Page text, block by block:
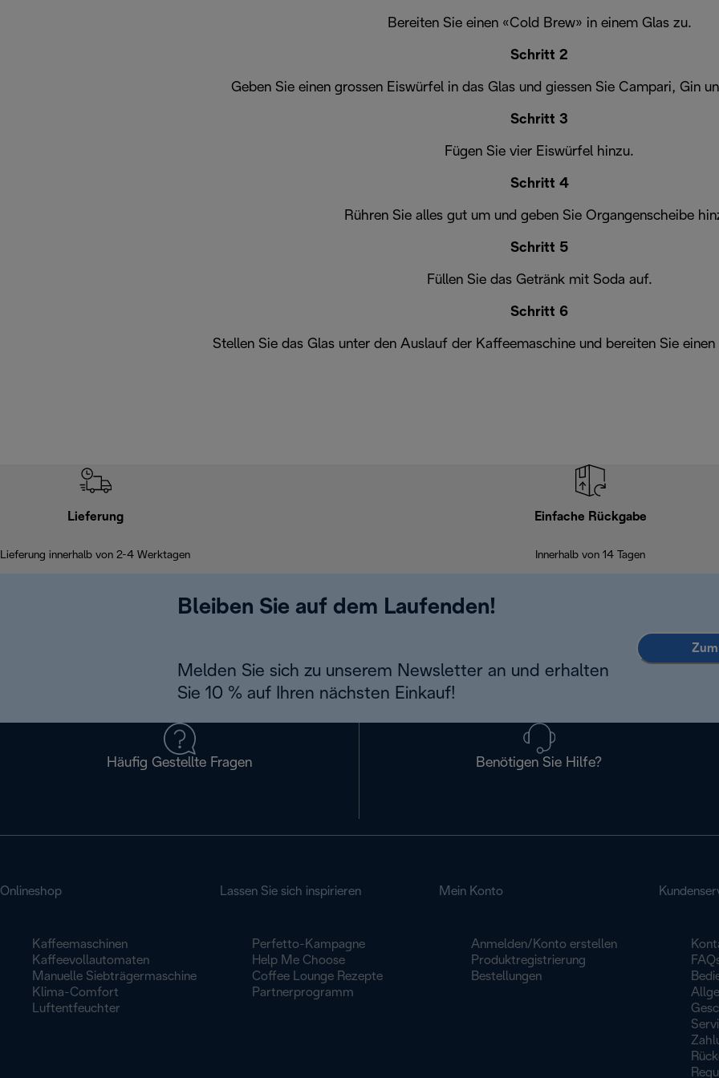
Bereiten Sie einen «Cold Brew» in einem Glas zu.
Schritt 2
Geben Sie einen grossen Eiswürfel in das Glas und giessen Sie Campari, Gin
Schritt 3
Fügen Sie vier Eiswürfel hinzu.
Schritt 4
Rühren Sie alles gut um und geben Sie Organgenscheibe
Schritt 5
Füllen Sie das Getränk mit Soda auf.
Schritt 6
Stellen Sie das Glas unter den Auslauf der Kaffeemaschine und bereiten Sie
Lieferung
Lieferung innerhalb von 2-4 Werktagen
Einfache Rückgabe
Innerhalb von 14 Tagen
Bleiben Sie auf dem Laufenden!
Melden Sie sich zu unserem Newsletter an und erhalten
Sie 10 % auf Ihren nächsten Einkauf!
Häufig Gestellte Fragen Benötigen Sie Hilfe?
Onlineshop
Kaffeemaschinen
Kaffeevollautomaten
Manuelle Siebträgermaschine
Klima-Comfort
Luftentfeuchter
Lassen Sie sich inspirieren
Perfetto-Kampagne
Help Me Choose
Coffee Lounge Rezepte
Partnerprogramm
Mein Konto
Anmelden/Konto erstellen
Produktregistrierung
Bestellungen